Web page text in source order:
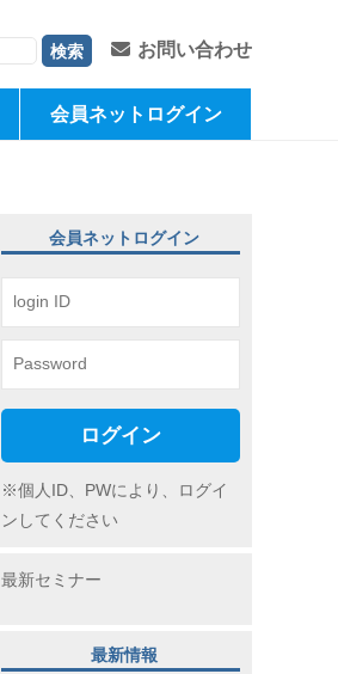
お問い合わせ
会員ネットログイン
会員ネットログイン
ログイン
※個人ID、PWにより、ログイ
ンしてください
最新セミナー
最新情報